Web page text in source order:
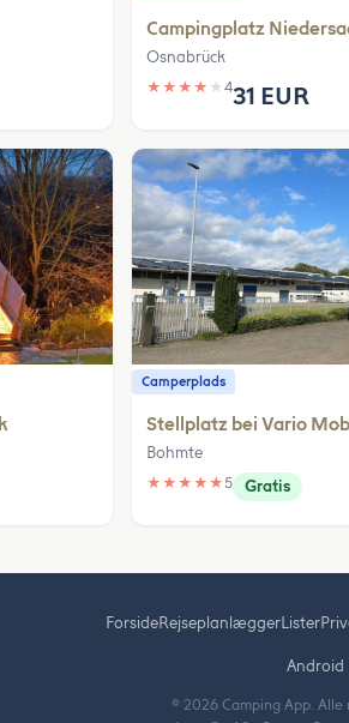
Campingplatz
Osnabrück
★ ★ ★ ★ ★431 EUR
Camperplads
Stellplatz bei Vario
Bohmte
★ ★ ★ ★ ★5 Gratis
ForsideRejseplanlæggerLister
Android
© 2026 Camping App.